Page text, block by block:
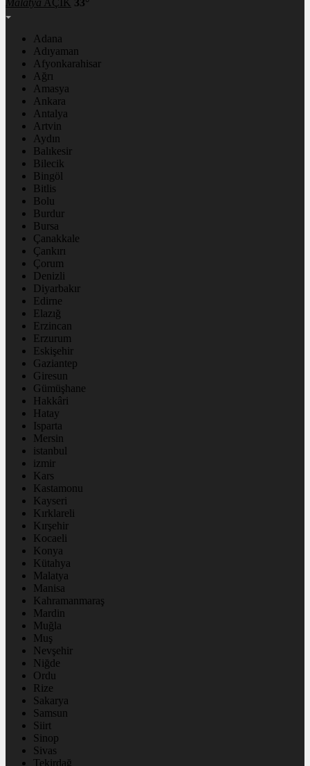
Malatya AÇIK 33°
Adana
Adıyaman
Afyonkarahisar
Ağrı
Amasya
Ankara
Antalya
Artvin
Aydın
Balıkesir
Bilecik
Bingöl
Bitlis
Bolu
Burdur
Bursa
Çanakkale
Çankırı
Çorum
Denizli
Diyarbakır
Edirne
Elazığ
Erzincan
Erzurum
Eskişehir
Gaziantep
Giresun
Gümüşhane
Hakkâri
Hatay
Isparta
Mersin
istanbul
izmir
Kars
Kastamonu
Kayseri
Kırklareli
Kırşehir
Kocaeli
Konya
Kütahya
Malatya
Manisa
Kahramanmaraş
Mardin
Muğla
Muş
Nevşehir
Niğde
Ordu
Rize
Sakarya
Samsun
Siirt
Sinop
Sivas
Tekirdağ